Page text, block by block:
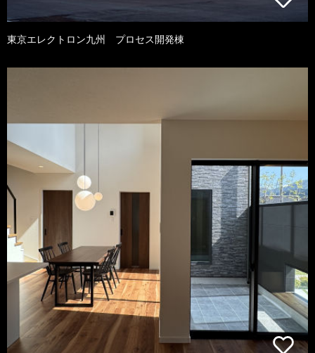
東京エレクトロン九州 プロセス開発棟